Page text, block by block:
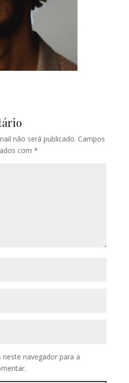
não será publicado. Campos
com *
neste navegador para a